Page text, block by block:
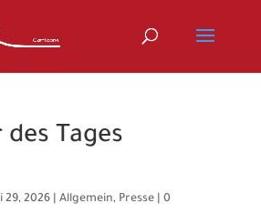
Tages
29, 2026| Allgemein, Presse| 0